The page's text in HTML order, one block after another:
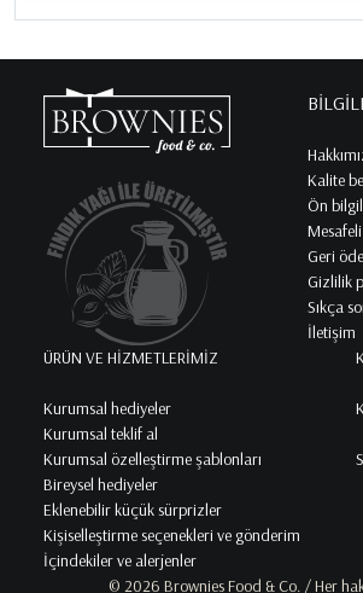
Kalite
Ön
Geri
Gizlilik
Sıkça
İletişim
ÜRÜN VE HİZMETLERİMİZ
Kurumsal hediyeler
Kurumsal teklif al
Kurumsal özelleştirme şablonları
Bireysel hediyeler
Eklenebilir küçük sürprizler
Kişiselleştirme seçenekleri ve gönderim
İçindekiler ve alerjenler
© 2026 Brownies Food & Co. / Her